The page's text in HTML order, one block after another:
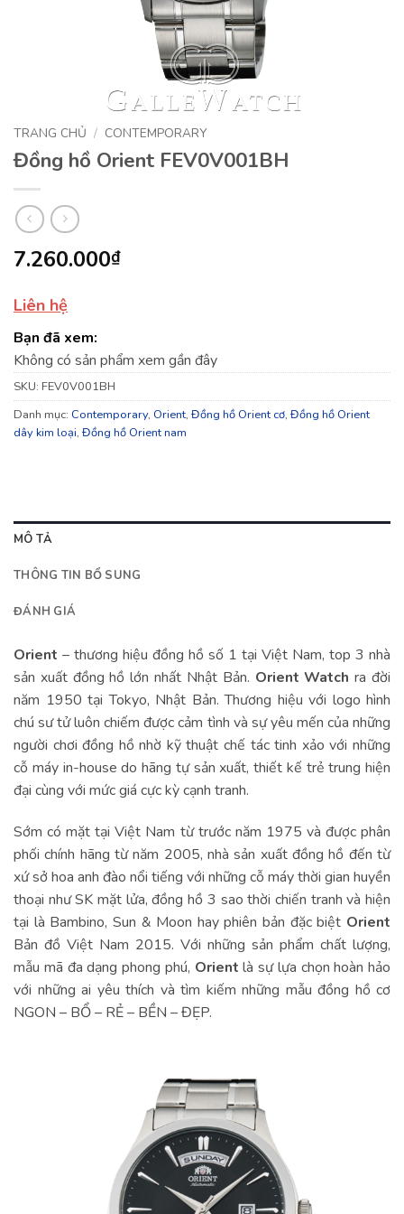
TRANG CHỦ / CONTEMPORARY
Đồng hồ Orient FEV0V001BH
7.260.000₫
Liên hệ
Bạn đã xem:
Không có sản phẩm xem gần đây
SKU: FEV0V001BH
Danh mục: Contemporary, Orient, Đồng hồ Orient cơ, Đồng hồ Orient
dây kim loại, Đồng hồ Orient nam
MÔ TẢ
THÔNG TIN BỔ SUNG
ĐÁNH GIÁ
Orient – thương hiệu đồng hồ số 1 tại Việt Nam, top 3 nhà
sản xuất đồng hồ lớn nhất Nhật Bản. Orient Watch ra đời
năm 1950 tại Tokyo, Nhật Bản. Thương hiệu với logo hình
chú sư tử luôn chiếm được cảm tình và sự yêu mến của những
người chơi đồng hồ nhờ kỹ thuật chế tác tinh xảo với những
cỗ máy in-house do hãng tự sản xuất, thiết kế trẻ trung hiện
đại cùng với mức giá cực kỳ cạnh tranh.
Sớm có mặt tại Việt Nam từ trước năm 1975 và được phân
phối chính hãng từ năm 2005, nhà sản xuất đồng hồ đến từ
xứ sở hoa anh đào nổi tiếng với những cỗ máy thời gian huyền
thoại như SK mặt lửa, đồng hồ 3 sao thời chiến tranh và hiện
tại là Bambino, Sun & Moon hay phiên bản đặc biệt Orient
Bản đồ Việt Nam 2015. Với những sản phẩm chất lượng,
mẫu mã đa dạng phong phú, Orient là sự lựa chọn hoàn hảo
với những ai yêu thích và tìm kiếm những mẫu đồng hồ cơ
NGON – BỔ – RẺ – BỀN – ĐẸP.